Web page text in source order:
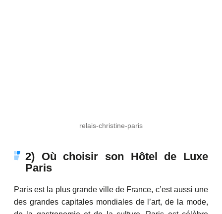
relais-christine-paris
2) Où choisir son Hôtel de Luxe
Paris
Paris est la plus grande ville de France, c’est aussi une
des grandes capitales mondiales de l’art, de la mode,